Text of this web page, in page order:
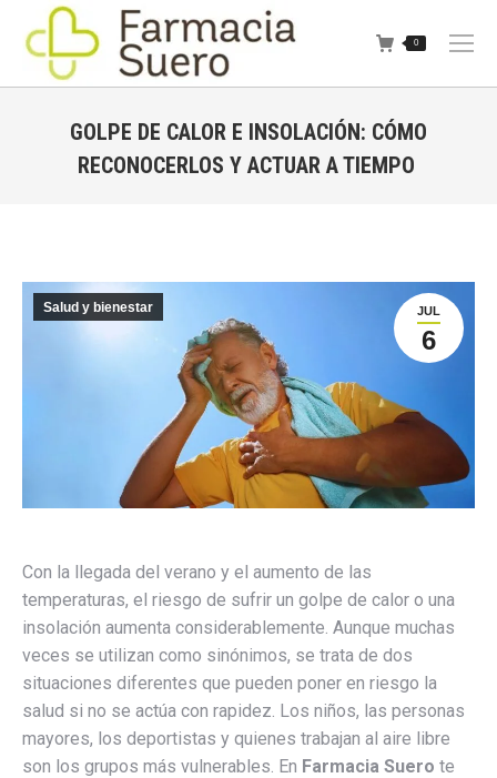
0
GOLPE DE CALOR E INSOLACIÓN: CÓMO
RECONOCERLOS Y ACTUAR A TIEMPO
JUL
6
Salud y bienestar
Con la llegada del verano y el aumento de las
temperaturas, el riesgo de sufrir un golpe de calor o una
insolación aumenta considerablemente. Aunque muchas
veces se utilizan como sinónimos, se trata de dos
situaciones diferentes que pueden poner en riesgo la
salud si no se actúa con rapidez. Los niños, las personas
mayores, los deportistas y quienes trabajan al aire libre
son los grupos más vulnerables. En Farmacia Suero te